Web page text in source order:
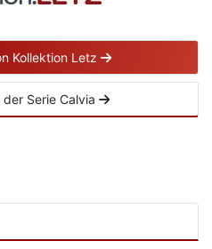
Kollektion Letz
Serie Calvia